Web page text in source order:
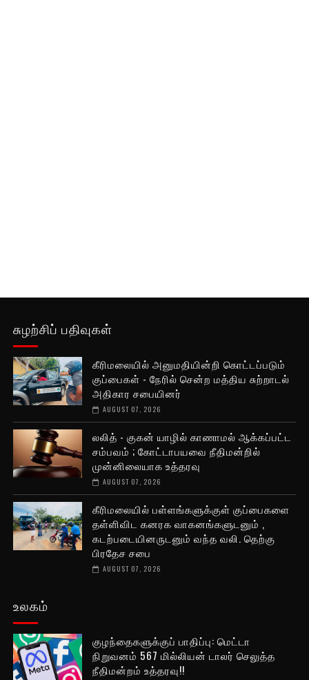
சுழற்சிப் பதிவுகள்
கீரிமலையில் அனுமதியின்றி கொட்டப்படும்
குப்பைகள் - நேரில் சென்ற மத்திய சுற்றாடல்
அதிகார சபையினர்
AUGUST 07, 2026
லலித் - குகன் யாழில் காணாமல் ஆக்கப்பட்ட
சம்பவம் ; கோட்டாபயவை நீதிமன்றில்
முன்னிலையாக உத்தரவு
AUGUST 07, 2026
கீரிமலையில் பள்ளங்களுக்குள் குப்பைகளை
தள்ளிவிட கனரக வாகனங்களுடனும் ,
கடற்படையினருடனும் வந்த வலி. தெற்கு
பிரதேச சபை
AUGUST 07, 2026
உலகம்
குழந்தைகளுக்குப் பாதிப்பு: மெட்டா
நிறுவனம் 567 மில்லியன் டாலர் செலுத்த
நீதிமன்றம் உத்தரவு!!